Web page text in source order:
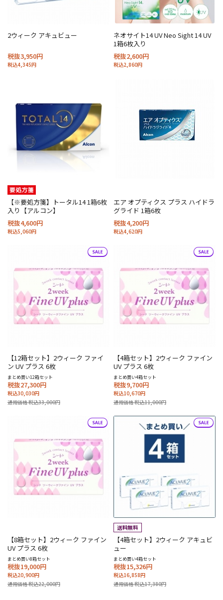
2ウィーク アキュビュー
税抜3,950円
税込4,345円
ネオサイト14 UV Neo Sight 14 UV
1箱6枚入り
税抜2,600円
税込2,860円
【※要処方箋】トータル14 1箱6枚
入り【アルコン】
税抜4,600円
税込5,060円
エア オプティクス プラス ハイドラ
グライド 1箱6枚
税抜4,200円
税込4,620円
【12箱セット】2ウィーク ファイ
ン UV プラス 6枚
まとめ買い12箱セット
税抜27,300円
税込30,030円
通常価格 税込33,000円
【4箱セット】2ウィーク ファイン
UV プラス 6枚
まとめ買い4箱セット
税抜9,700円
税込10,670円
通常価格 税込11,000円
【8箱セット】2ウィーク ファイン
UV プラス 6枚
まとめ買い8箱セット
税抜19,000円
税込20,900円
通常価格 税込22,000円
【4箱セット】2ウィーク アキュビ
ュー
まとめ買い4箱セット
税抜15,326円
税込16,858円
通常価格 税込17,380円